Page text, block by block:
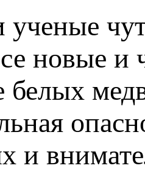
ученые
новые и
белых
и